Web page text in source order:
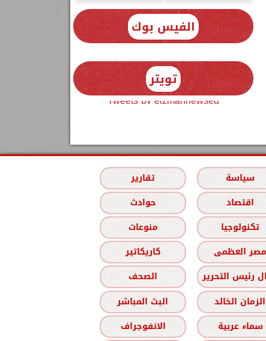
الفيس بوك
تويتر
Tweets by elzmannewseg
سياسة
تقارير
اقتصاد
حوادث
تكنولوجيا
منوعات
مصر العظمى
كاريكاتير
رئيس التحرير
الصحف
الزمان الخالد
البث المباشر
سماء عربية الانفوجراف